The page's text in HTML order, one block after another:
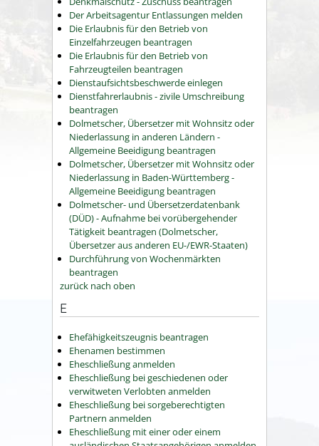
Der Arbeitsagentur Entlassungen melden
Die Erlaubnis für den Betrieb von
Einzelfahrzeugen beantragen
Die Erlaubnis für den Betrieb von
Fahrzeugteilen beantragen
Dienstaufsichtsbeschwerde einlegen
Dienstfahrerlaubnis - zivile Umschreibung
beantragen
Dolmetscher, Übersetzer mit Wohnsitz oder
Niederlassung in anderen Ländern -
Allgemeine Beeidigung beantragen
Dolmetscher, Übersetzer mit Wohnsitz oder
Niederlassung in Baden-Württemberg -
Allgemeine Beeidigung beantragen
Dolmetscher- und Übersetzerdatenbank
(DÜD) - Aufnahme bei vorübergehender
Tätigkeit beantragen (Dolmetscher,
Übersetzer aus anderen EU-/EWR-Staaten)
Durchführung von Wochenmärkten
beantragen
zurück nach oben
E
Ehefähigkeitszeugnis beantragen
Ehenamen bestimmen
Eheschließung anmelden
Eheschließung bei geschiedenen oder
verwitweten Verlobten anmelden
Eheschließung bei sorgeberechtigten
Partnern anmelden
Eheschließung mit einer oder einem